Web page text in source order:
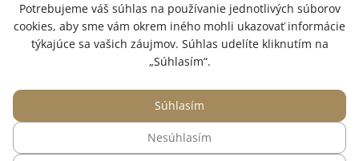
O OBCHODE
SME V SOCIÁLNYCH SIEŤACH:
© 2015 — 2026, Internetový obchod so zdravotným oblečením InWhite.
Potrebujeme váš súhlas na používanie jednotlivých súborov
cookies, aby sme vám okrem iného mohli ukazovať informácie
týkajúce sa vašich záujmov. Súhlas udelíte kliknutím na
„Súhlasím“.
Nesúhlasím
Súhlasím